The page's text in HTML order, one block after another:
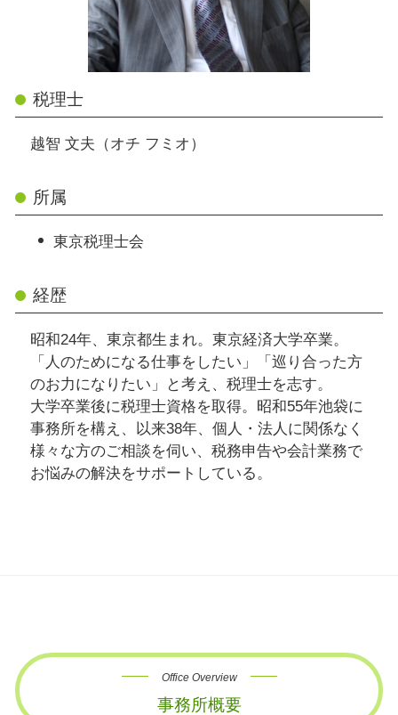
税理士
越智 文夫（オチ フミオ）
所属
東京税理士会
経歴
昭和24年、東京都生まれ。東京経済大学卒業。
「人のためになる仕事をしたい」「巡り合った方
のお力になりたい」と考え、税理士を志す。
大学卒業後に税理士資格を取得。昭和55年池袋に
事務所を構え、以来38年、個人・法人に関係なく
様々な方のご相談を伺い、税務申告や会計業務で
お悩みの解決をサポートしている。
Office Overview
事務所概要